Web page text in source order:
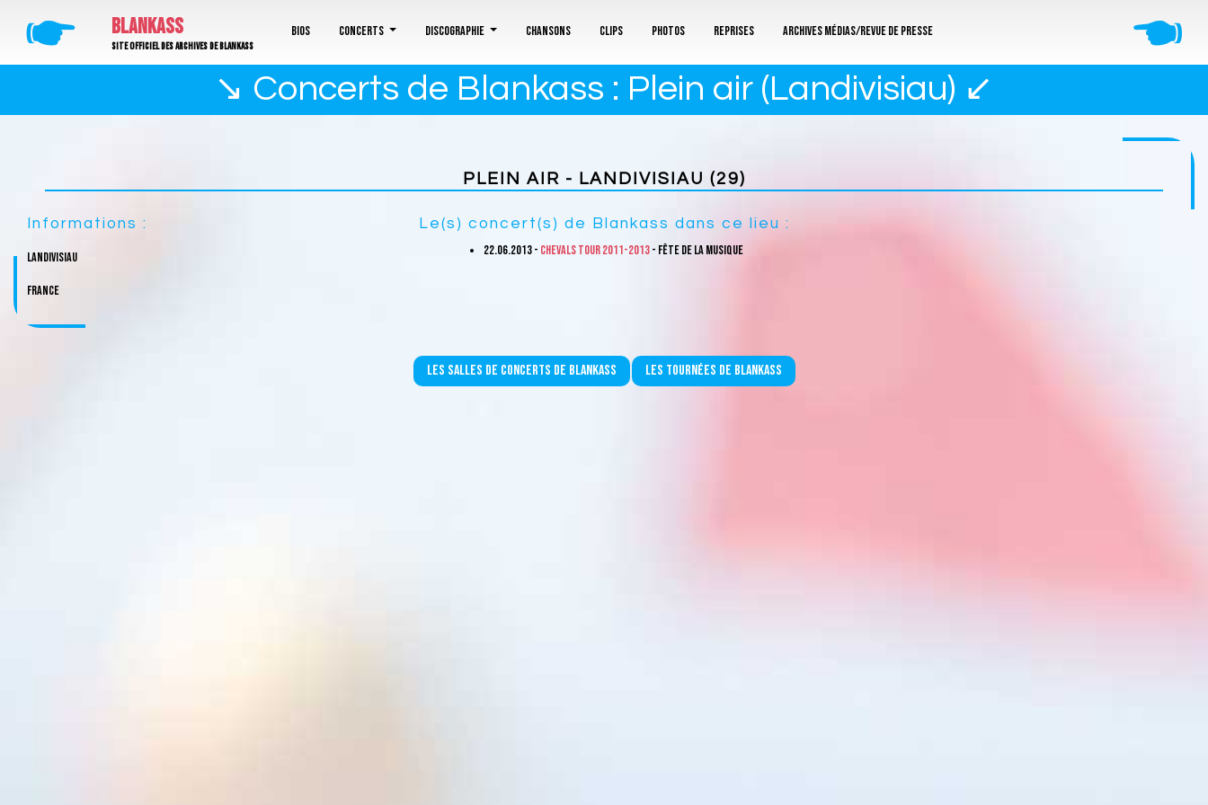
🖝 BLANKASS
Site officiel des archives de Blankass
Bios Concerts Discographie Chansons Clips Photos Reprises Archives médias/revue de presse 🖜
↘ Concerts de Blankass : Plein air (Landivisiau) ↙
PLEIN AIR - LANDIVISIAU (29)
Informations :
Landivisiau
France
Le(s) concert(s) de Blankass dans ce lieu :
22.06.2013 - Chevals Tour 2011-2013- Fête de la musique
Les salles de concerts de Blankass Les tournées de Blankass